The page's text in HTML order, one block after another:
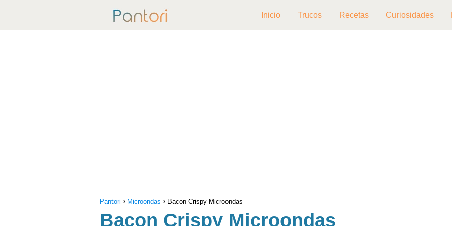
Inicio Trucos Recetas Curiosidades
Pantori Microondas Bacon Crispy Microondas
Bacon Crispy Microondas